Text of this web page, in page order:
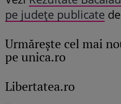
pe județe publicate
Urmăreşte cel mai
pe unica.ro
Libertatea.ro